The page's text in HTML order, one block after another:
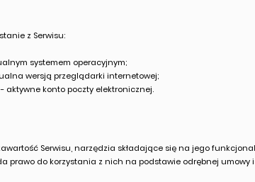
z Serwisu:
systemem operacyjnym;
wersją przeglądarki internetowej;
aktywne konto poczty elektronicznej.
Serwisu, narzędzia składające się na jego
prawo do korzystania z nich na podstawie odrębnej umowy